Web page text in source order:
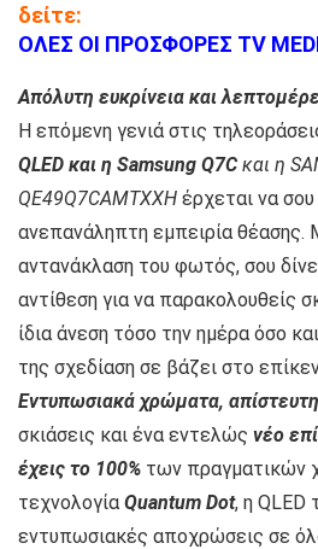
δείτε:
ΟΛΕΣ ΟΙ ΠΡΟΣΦΟΡΕΣ TV
Απόλυτη ευκρίνεια και
Η επόμενη γενιά στις
QLED και η Samsung Q7C και η
QE49Q7CAMTXXH έρχεται να
ανεπανάληπτη εμπειρία θέασης.
αντανάκλαση του φωτός, σου
αντίθεση για να παρακολουθείς
ίδια άνεση τόσο την ημέρα όσο
της σχεδίαση σε βάζει στο
Εντυπωσιακά χρώματα,
σκιάσεις και ένα εντελώς νέο
έχεις το 100% των πραγματικών
τεχνολογία Quantum Dot, η QLED
εντυπωσιακές αποχρώσεις σε